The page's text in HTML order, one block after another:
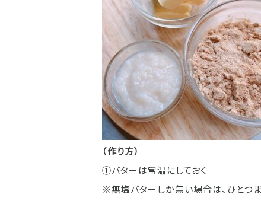
（作り方）
①バターは常温にしておく
※無塩バターしか無い場合は、ひとつ